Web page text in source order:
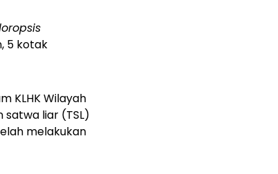
5 kotak
KLHK Wilayah
liar (TSL)
melakukan